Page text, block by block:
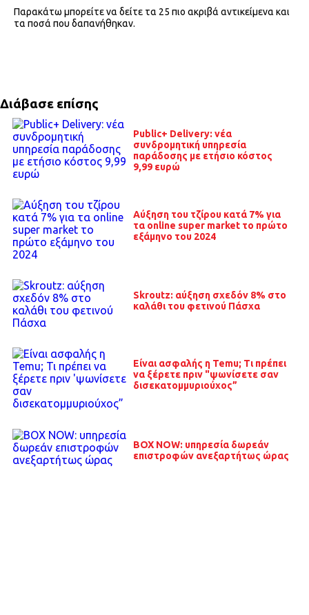
Παρακάτω μπορείτε να δείτε τα 25 πιο ακριβά αντικείμενα και
τα ποσά που δαπανήθηκαν.
Διάβασε επίσης
Public+ Delivery: νέα
συνδρομητική υπηρεσία
παράδοσης με ετήσιο κόστος
9,99 ευρώ
Αύξηση του τζίρου κατά 7% για
τα οnline super market το πρώτο
εξάμηνο του 2024
Skroutz: αύξηση σχεδόν 8% στο
καλάθι του φετινού Πάσχα
Είναι ασφαλής η Temu; Τι πρέπει
να ξέρετε πριν "ψωνίσετε σαν
δισεκατομμυριούχος”
ΒΟΧ NOW: υπηρεσία δωρεάν
επιστροφών ανεξαρτήτως ώρας